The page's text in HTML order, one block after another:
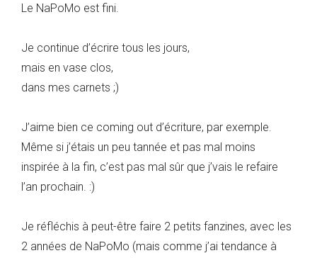
Le NaPoMo est fini.
Je continue d’écrire tous les jours,
mais en vase clos,
dans mes carnets ;)
J’aime bien ce coming out d’écriture, par exemple.
Même si j’étais un peu tannée et pas mal moins
inspirée à la fin, c’est pas mal sûr que j’vais le refaire
l’an prochain. :)
Je réfléchis à peut-être faire 2 petits fanzines, avec les
2 années de NaPoMo (mais comme j’ai tendance à